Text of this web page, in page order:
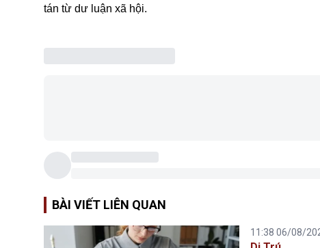
tán từ dư luận xã hội.
BÀI VIẾT LIÊN QUAN
11:38 06/08/